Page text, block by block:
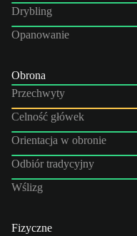
Drybling
Opanowanie
Obrona
Przechwyty
Celność główek
Orientacja w obronie
Odbiór tradycyjny
Wślizg
Fizyczne